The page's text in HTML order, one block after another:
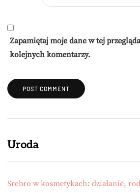
Zapamiętaj moje dane w tej
kolejnych komentarzy.
Uroda
Srebro w kosmetykach: działanie,